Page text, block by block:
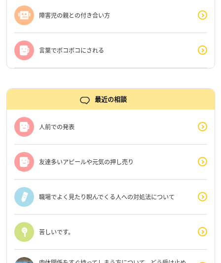
障害児の親との付き合い方
言葉でボコボコにされる
最近の相談
人前での発表
友達多いアピールや元気の押し売り
職場でよく見たり睨んでくる人への対処法について
苦しいです。